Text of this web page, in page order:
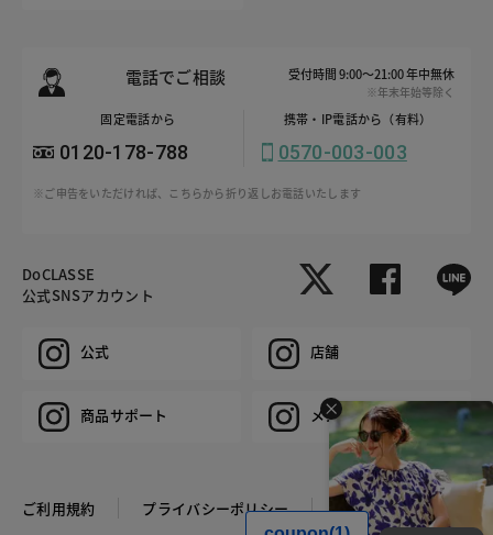
電話でご相談 受付時間 9:00～21:00 年中無休
※年末年始等除く
固定電話から
0120-178-788
携帯・IP電話から（有料）
0570-003-003
※ご申告をいただければ、こちらから折り返しお電話いたします
DoCLASSE
公式SNSアカウント
公式 店舗
商品サポート メンズ
ご利用規約 プライバシーポリシー